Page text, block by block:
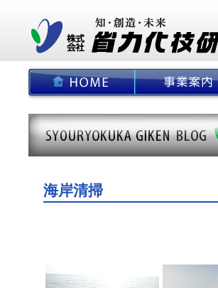
海岸清掃